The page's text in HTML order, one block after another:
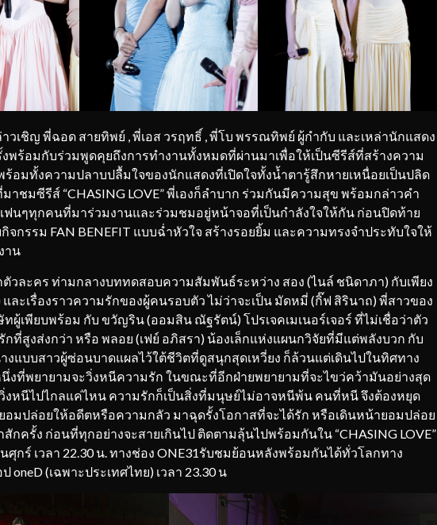
วเชิญ พี่ฉอด สายทิพย์ , พี่เอส วรฤทธิ์ , พี่โบ พรรณทิพย์ ผู้กำกับ และเหล่านักแสดง
พร้อมกับร่วมพูดคุยถึงการทำงานทั้งหมดที่ผ่านมาเพื่อให้เป็นซีรีส์ที่สร้างความ
อมทั้งความปลาบปลื้มใจของนักแสดงที่เปิดใจทั้งน้ำตารู้สึกหายเหนื่อยเป็นปลิด
าชมซีรีส์ “CHASING LOVE” พี่เองก็ลำบาก ร่วมกันมีความสุข พร้อมกล่าวคำ
นๆทุกคนที่มาร่วมงานและร่วมชมอยู่หน้าจอที่เป็นกำลังใจให้กัน ก่อนปิดท้าย
จกรรม FAN BENEFIT แบบฉ่ำหัวใจ สร้างรอยยิ้ม และความทรงจำประทับใจให้
าน
วละคร ท่ามกลางบททดสอบความสัมพันธ์ระหว่าง สอง (ไนล์ ชนิดาภา) กับเพียง
ละเรื่องราวความรักของผู้คนรอบตัว ไม่ว่าจะเป็น มัดหมี่ (กิ๊ฟ สิรินาถ) พี่สาวของ
ทผู้เพียบพร้อม กับ ขวัญริน (ออมสิน ณัฐรัตน์) โปรเจคเมเนอร์เจอร์ ที่ไม่เชื่อว่าตัว
กที่สูงส่งกว่า หรือ พลอย (เฟย์ อภิสรา) น้องเล็กแห่งแผนกวิจัยที่มีแต่พลังบวก กับ
งแบบสาวผู้ซ่อนบาดแผลไว้ใต้ชีวิตที่ดูสนุกสุดเหวี่ยง ก็ล้วนแต่เดินไปในทิศทาง
นึ่งที่พยายามจะวิ่งหนีความรัก ในขณะที่อีกฝ่ายพยายามที่จะไขว่คว้ามันอย่างสุด
งหนีไปไกลแค่ไหน ความรักก็เป็นสิ่งที่มนุษย์ไม่อาจหนีพ้น คนที่หนี จึงต้องหยุด
อมปล่อยให้อดีตหรือความกลัว มาฉุดรั้งโอกาสที่จะได้รัก หรือเดินหน้ายอมปล่อย
สักครั้ง ก่อนที่ทุกอย่างจะสายเกินไป ติดตามลุ้นไปพร้อมกันใน “CHASING LOVE”
ศุกร์ เวลา 22.30 น. ทางช่อง ONE31รับชมย้อนหลังพร้อมกันได้ทั่วโลกทาง
oneD (เฉพาะประเทศไทย) เวลา 23.30 น